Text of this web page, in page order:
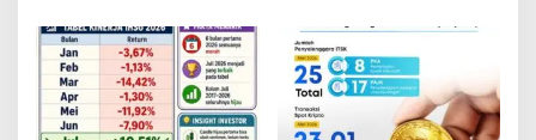
Tetap Kokoh Juni 2026
Keuangan Tetap Terjaga